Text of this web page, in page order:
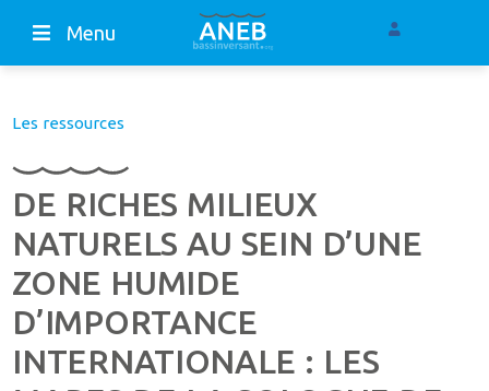
Menu
Les ressources
DE RICHES MILIEUX
NATURELS AU SEIN D’UNE
ZONE HUMIDE
D’IMPORTANCE
INTERNATIONALE : LES